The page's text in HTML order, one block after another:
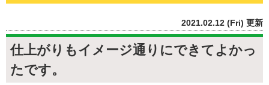
2021.02.12 (Fri) 更新
仕上がりもイメージ通りにできてよかっ
たです。